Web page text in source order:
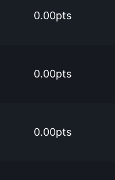
0.00pts
0.00pts
0.00pts